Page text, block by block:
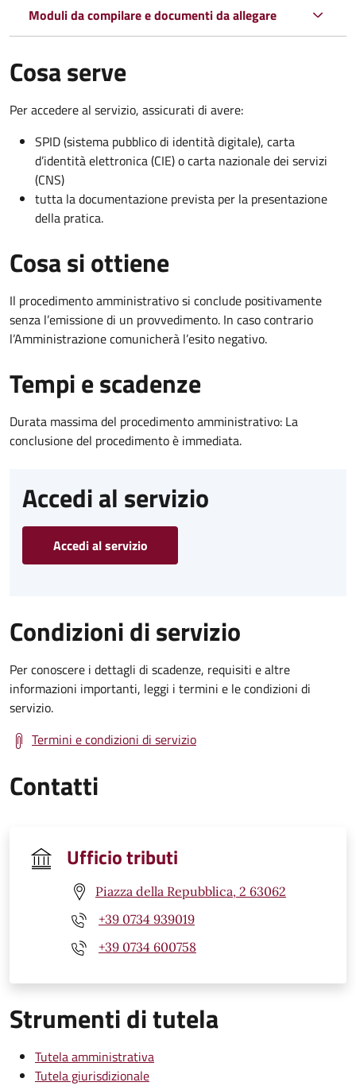
Moduli da compilare e documenti da allegare
Cosa serve
Per accedere al servizio, assicurati di avere:
SPID (sistema pubblico di identità digitale), carta
d’identità elettronica (CIE) o carta nazionale dei servizi
(CNS)
tutta la documentazione prevista per la presentazione
della pratica.
Cosa si ottiene
Il procedimento amministrativo si conclude positivamente
senza l’emissione di un provvedimento. In caso contrario
l’Amministrazione comunicherà l’esito negativo.
Tempi e scadenze
Durata massima del procedimento amministrativo: La
conclusione del procedimento è immediata.
Accedi al servizio
Accedi al servizio
Condizioni di servizio
Per conoscere i dettagli di scadenze, requisiti e altre
informazioni importanti, leggi i termini e le condizioni di
servizio.
Termini e condizioni di servizio
Contatti
Ufficio tributi
Piazza della Repubblica, 2 63062
+39 0734 939019
+39 0734 600758
Strumenti di tutela
Tutela amministrativa
Tutela giurisdizionale